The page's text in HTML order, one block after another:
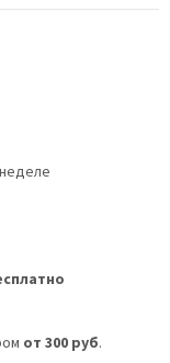
от 300 руб.